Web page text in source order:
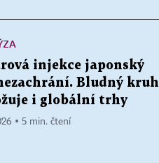
injekce japonský
Bludný kruh
i globální trhy
▪ 5 min. čtení